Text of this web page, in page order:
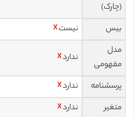
(چارک)
بیس نیست☓
مدل
مفهومی
ندارد☓
پرسشنامه ندارد☓
متغیر
ندارد☓